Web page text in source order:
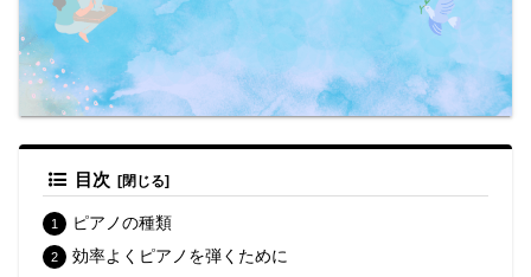
目次
ピアノの種類
効率よくピアノを弾くために